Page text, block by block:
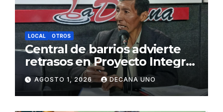
LOCAL OTROS
Central de barrios advierte
retrasos en Proyecto Integral
de Agua y Alcantarillado para
Juliaca
AGOSTO 1, 2026 DECANA UNO